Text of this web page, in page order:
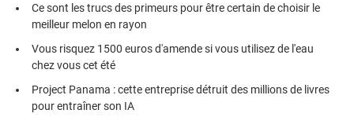
Ce sont les trucs des primeurs pour être certain de choisir le
meilleur melon en rayon
Vous risquez 1500 euros d'amende si vous utilisez de l'eau
chez vous cet été
Project Panama : cette entreprise détruit des millions de livres
pour entraîner son IA